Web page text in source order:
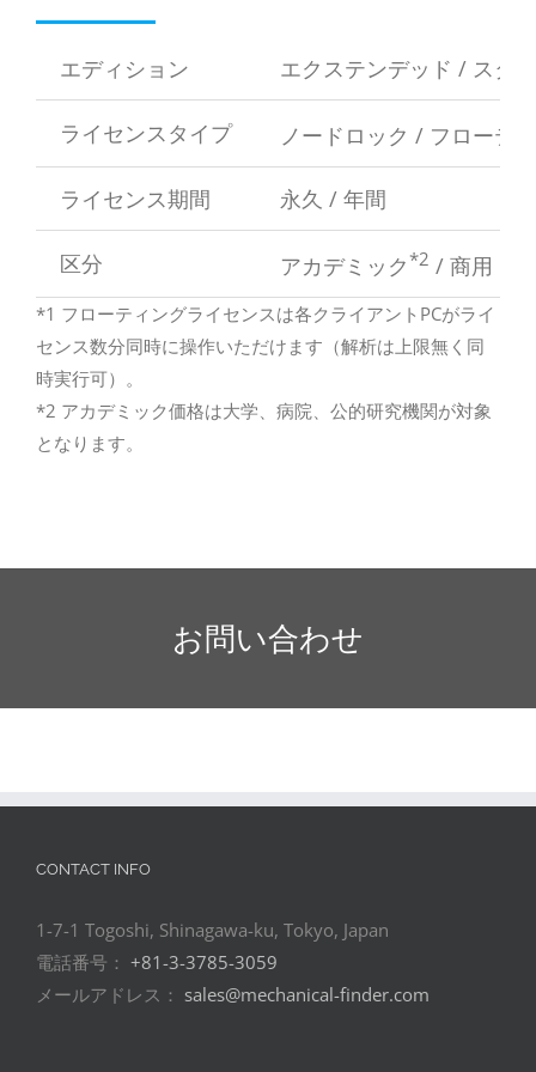
エディション エクステンデッド / スタ
ライセンスタイプ ノードロック / フローテ
ライセンス期間 永久 / 年間
区分 アカデミック *2 / 商用
*1 フローティングライセンスは各クライアントPCがライ
センス数分同時に操作いただけます（解析は上限無く同
時実行可）。
*2 アカデミック価格は大学、病院、公的研究機関が対象
となります。
お問い合わせ
CONTACT INFO
1-7-1 Togoshi, Shinagawa-ku, Tokyo, Japan
電話番号： +81-3-3785-3059
メールアドレス： sales@mechanical-finder.com